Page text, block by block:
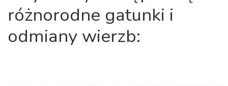
różnorodne gatunki i
odmiany wierzb: